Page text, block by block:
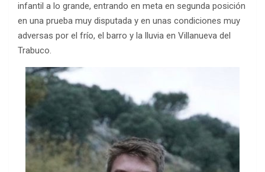
infantil a lo grande, entrando en meta en segunda posición
en una prueba muy disputada y en unas condiciones muy
adversas por el frío, el barro y la lluvia en Villanueva del
Trabuco.